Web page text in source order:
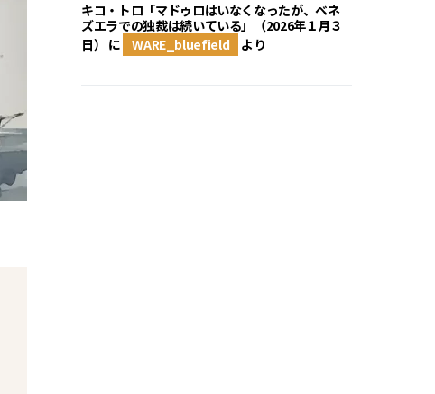
キコ・トロ「マドゥロはいなくなったが、ベネ
ズエラでの独裁は続いている」（2026年１月３
日） に WARE_bluefield より